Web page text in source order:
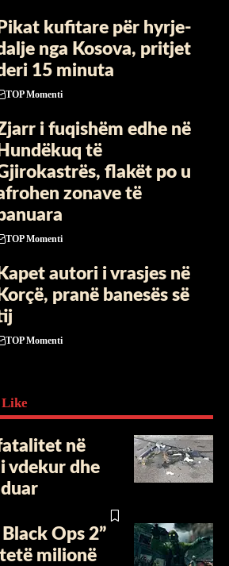
​Pikat kufitare për hyrje-
nga Kosova, pritjet
15 minuta
TOP Momenti
i fuqishëm edhe në
Hundëkuq të
flakët po u
zonave të
banuara
TOP Momenti
Kapet autori i vrasjes në
Korçë, pranë banesës së
TOP Momenti
në
vdekur dhe
Ops 2”
milionë